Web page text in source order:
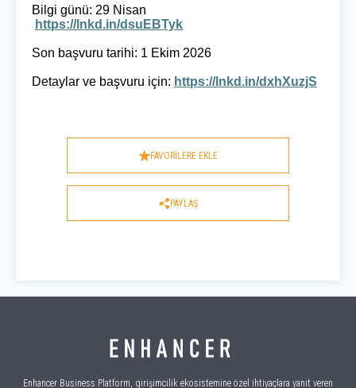
Bilgi günü: 29 Nisan
https://lnkd.in/dsuEBTyk
Son başvuru tarihi: 1 Ekim 2026
Detaylar ve başvuru için: https://lnkd.in/dxhXuzjS
FAVORİLERE EKLE
PAYLAŞ
Enhancer Business Platform, girişimcilik ekosistemine özel ihtiyaçlara yanıt veren